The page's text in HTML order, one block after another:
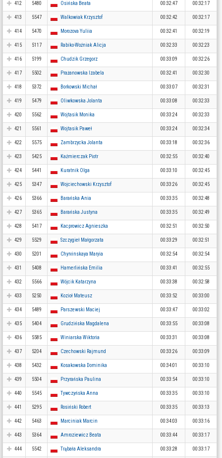
412 5480 Osińska Beata 00:32:47 00:32:17
413 5547 Walkowiak Krzysztof 00:32:42 00:32:17
414 5470 Morozova Yuliia 00:32:41 00:32:19
415 5117 Rabiko-Woźniak Alicja 00:32:33 00:32:23
416 5199 Chudzik Grzegorz 00:33:09 00:32:26
417 5502 Prażanowska Izabela 00:32:41 00:32:30
418 5372 Borkowski Michał 00:33:07 00:32:31
419 5479 Oliwkowska Jolanta 00:33:08 00:32:33
420 5562 Wojtasik Monika 00:33:24 00:32:33
421 5561 Wojtasik Paweł 00:33:24 00:32:34
422 5575 Zambrzycka Jolanta 00:33:18 00:32:36
423 5425 Kaźmierczak Piotr 00:32:55 00:32:40
424 5441 Kuratnik Olga 00:33:10 00:32:45
425 5347 Wojciechowski Krzysztof 00:33:26 00:32:45
426 5366 Barańska Ania 00:33:35 00:32:48
427 5365 Barańska Justyna 00:33:35 00:32:49
428 5417 Kacprowicz Agnieszka 00:32:51 00:32:50
429 5529 Szczygieł Małgorzata 00:33:29 00:32:51
430 5201 Chyrvinskaya Maryia 00:32:54 00:32:54
431 5408 Hamerlińska Emilia 00:33:41 00:32:55
432 5566 Wójcik Katarzyna 00:33:38 00:32:58
433 5250 Kozioł Mateusz 00:33:52 00:33:00
434 5489 Parszewski Maciej 00:33:47 00:33:02
435 5404 Grudzińska Magdalena 00:33:55 00:33:08
436 5585 Winiarska Wiktoria 00:33:31 00:33:08
437 5204 Czechowski Rajmund 00:33:26 00:33:09
438 5432 Kosakowska Dominika 00:34:01 00:33:10
439 5504 Przyrańska Paulina 00:33:54 00:33:10
440 5545 Tywczyńska Anna 00:33:35 00:33:10
441 5295 Rosiński Robert 00:33:35 00:33:13
442 5463 Marciniak Marcin 00:34:03 00:33:16
443 5364 Amroziewicz Beata 00:33:44 00:33:17
444 5542 Trąbała Aleksandra 00:33:28 00:33:17